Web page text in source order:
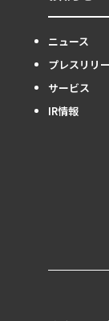
ニュース
プレスリリ
サービス
IR情報